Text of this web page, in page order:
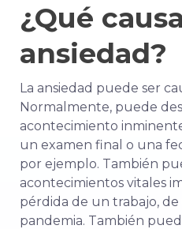
¿Qué
ansiedad?
La ansiedad puede ser
Normalmente, puede
acontecimiento
un examen final o una
por ejemplo. También
acontecimientos vitales
pérdida de un trabajo,
pandemia. También